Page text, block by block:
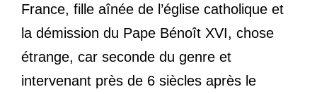
France, fille aînée de l’église catholique et
la démission du Pape Bénoît XVI, chose
étrange, car seconde du genre et
intervenant près de 6 siècles après le